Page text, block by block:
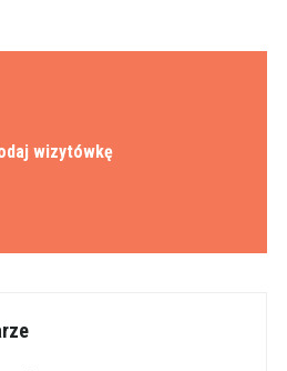
wizytówkę